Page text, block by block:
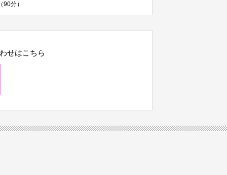
分）
せはこちら